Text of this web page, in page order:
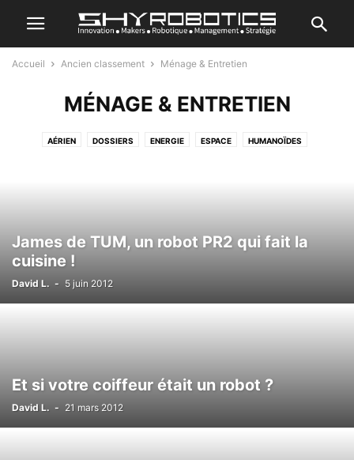
Accueil Ancien classement Ménage & Entretien
MÉNAGE & ENTRETIEN
AÉRIEN DOSSIERS ENERGIE ESPACE HUMANOÏDES
James de TUM, un robot PR2 qui fait la
cuisine !
David L. - 5 juin 2012
Et si votre coiffeur était un robot ?
David L. - 21 mars 2012